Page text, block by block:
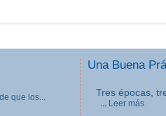
que los...
Una Buena
Tres épocas,
Leer más
III Jornadas de
Formación